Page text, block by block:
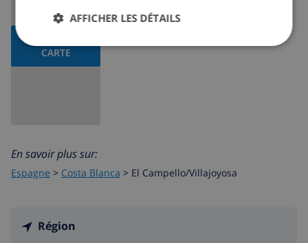
CARTE
En savoir plus sur:
Espagne > Costa Blanca > El Campello/Villajoyosa
Région
AFFICHER LES DÉTAILS